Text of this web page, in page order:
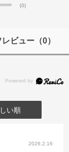
(0)
レビュー（0）
い順
2026.2.16